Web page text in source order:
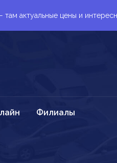
там актуальные цены и
Филиалы